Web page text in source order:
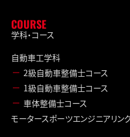
COURSE
学科・コース
自動車工学科
2級自動車整備士コース
1級自動車整備士コース
車体整備士コース
モータースポーツエンジニアリン